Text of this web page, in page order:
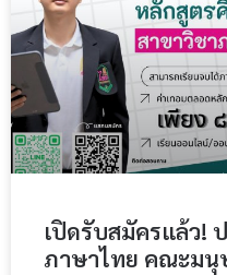
เปิดรับสมัครแล้ว!
ภาษาไทย คณะมนุ